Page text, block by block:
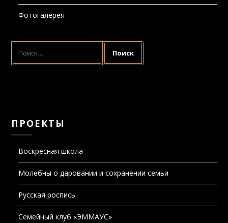
Фотогалерея
НАЙТИ:
ПРОЕКТЫ
Воскресная школа
Молебны о даровании и сохранении семьи
Русская роспись
Семейный клуб «ЭММАУС»